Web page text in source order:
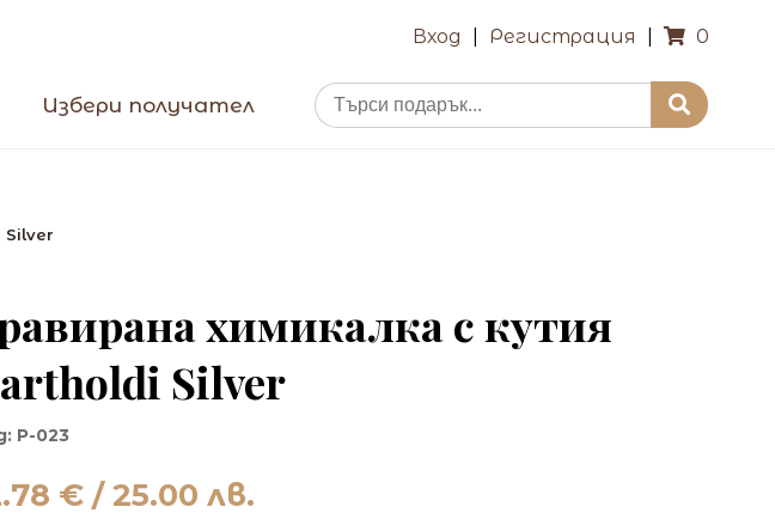
Вход Регистрация 0
Избери получател
Silver
химикалка с кутия
Silver
P-023
€ / 25.00 лв.